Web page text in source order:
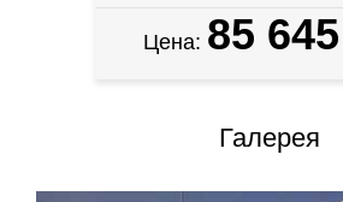
Цена: 85 645
Галерея